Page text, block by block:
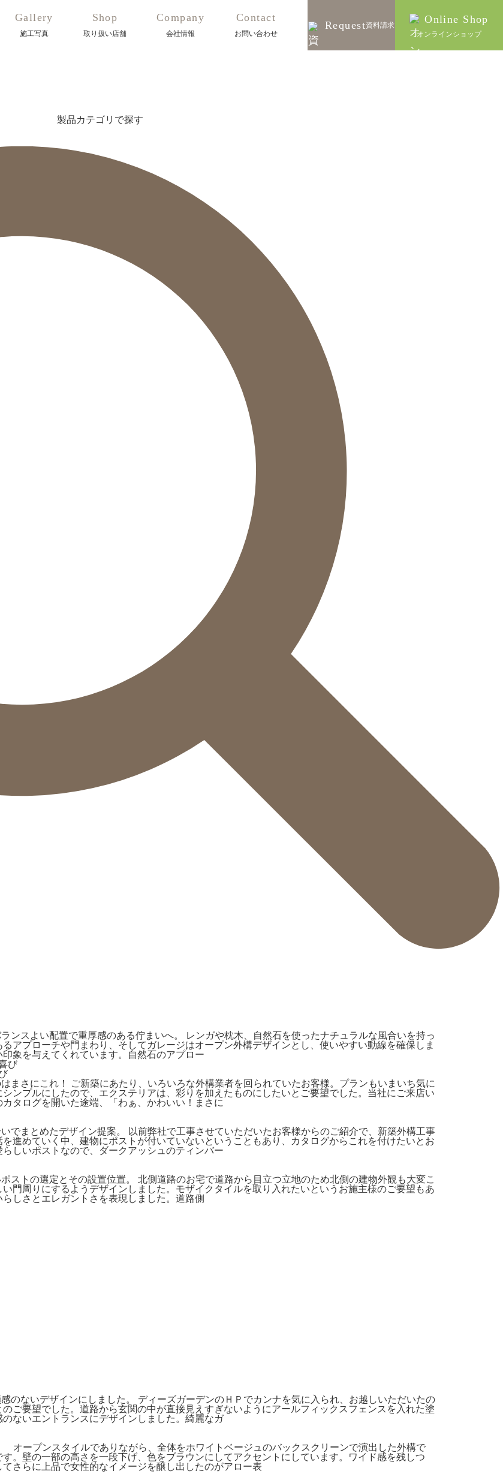
Gallery
施工写真
Shop
取り扱い店舗
Company
会社情報
Contact
お問い合わせ
Request資料請求 Online Shop
オンラインショップ
製品カテゴリで探す
ンスよい配置で重厚感のある佇まいへ。 レンガや枕木、自然石を使ったナチュラルな風合いを持っ
アプローチや門まわり、そしてガレージはオープン外構デザインとし、使いやすい動線を確保しま
象を与えてくれています。自然石のアプロー
まさにこれ！ ご新築にあたり、いろいろな外構業者を回られていたお客様。プランもいまいち気に
ンプルにしたので、エクステリアは、彩りを加えたものにしたいとご要望でした。当社にご来店い
タログを開いた途端、「わぁ、かわいい！まさに
でまとめたデザイン提案。 以前弊社で工事させていただいたお客様からのご紹介で、新築外構工事
進めていく中、建物にポストが付いていないということもあり、カタログからこれを付けたいとお
しいポストなので、ダークアッシュのティンバー
ストの選定とその設置位置。 北側道路のお宅で道路から目立つ立地のため北側の建物外観も大変こ
門周りにするようデザインしました。モザイクタイルを取り入れたいというお施主様のご要望もあ
しさとエレガントさを表現しました。道路側
のないデザインにしました。 ディーズガーデンのＨＰでカンナを気に入られ、お越しいただいたの
ご要望でした。道路から玄関の中が直接見えすぎないようにアールフィックスフェンスを入れた塗
ないエントランスにデザインしました。綺麗なガ
オープンスタイルでありながら、全体をホワイトベージュのバックスクリーンで演出した外構で
。壁の一部の高さを一段下げ、色をブラウンにしてアクセントにしています。ワイド感を残しつ
さらに上品で女性的なイメージを醸し出したのがアロー表